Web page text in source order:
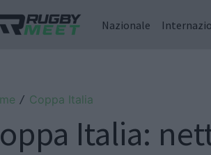
Nazionale
/ Coppa Italia
Italia: